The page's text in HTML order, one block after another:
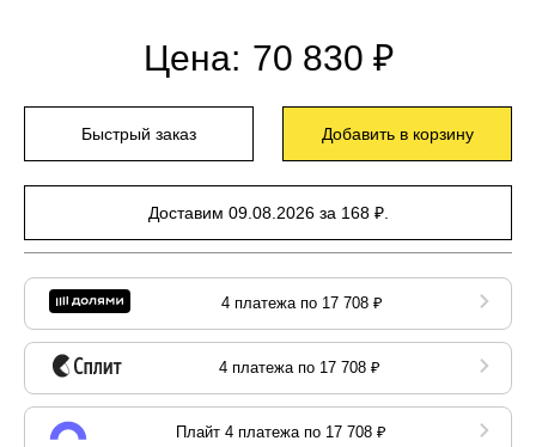
Цена: 70 830 ₽
Быстрый заказ Добавить в корзину
Доставим 09.08.2026 за 168 ₽.
4 платежа по 17 708 ₽
4 платежа по 17 708 ₽
Плайт 4 платежа по 17 708 ₽